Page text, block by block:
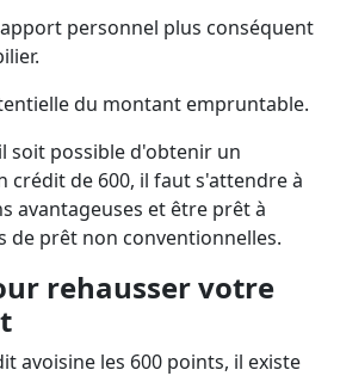
personnel plus conséquent
du montant empruntable.
soit possible d'obtenir un
crédit de 600, il faut s'attendre à
avantageuses et être prêt à
de prêt non conventionnelles.
rehausser votre
avoisine les 600 points, il existe